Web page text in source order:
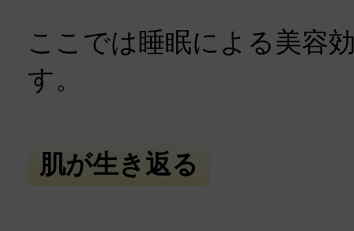
ここでは睡眠による美容
す。
肌が生き返る